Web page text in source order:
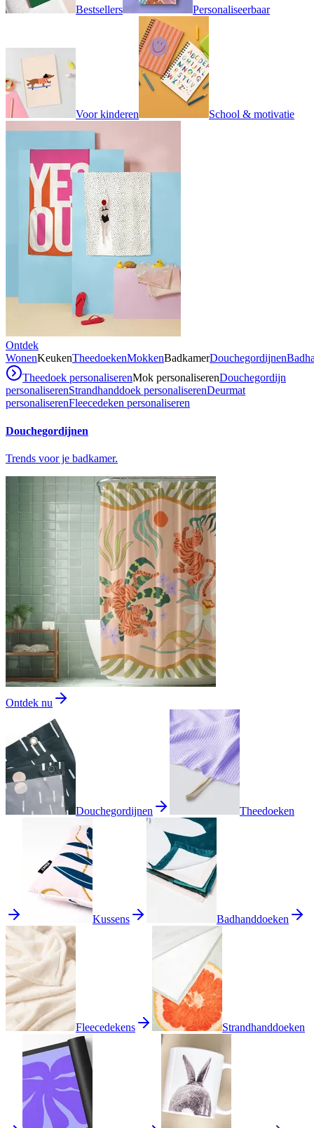
Bestsellers Personaliseerbaar
Voor kinderen School & motivatie
Ontdek
WonenKeukenTheedoekenMokkenBadkamerDouchegordijnen
Theedoek personaliserenMok personaliserenDouchegordijn
personaliserenStrandhanddoek personaliserenDeurmat
personaliserenFleecedeken personaliseren
Douchegordijnen
Trends voor je badkamer.
Ontdek nu
Douchegordijnen Theedoeken
Kussens Badhanddoeken
Fleecedekens Strandhanddoeken